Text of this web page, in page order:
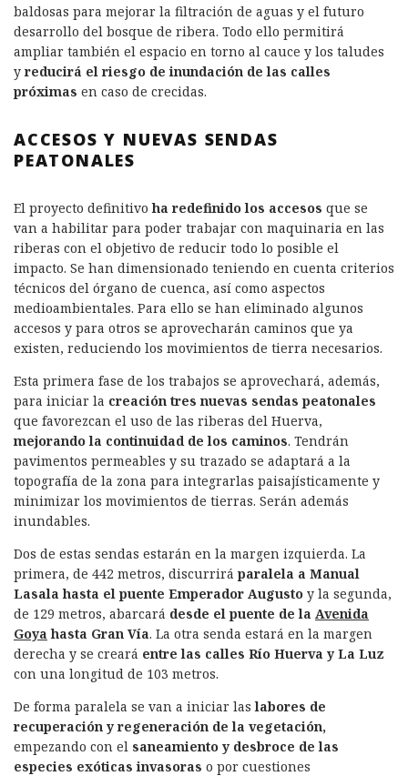
baldosas para mejorar la filtración de aguas y el futuro
desarrollo del bosque de ribera. Todo ello permitirá
ampliar también el espacio en torno al cauce y los taludes
y reducirá el riesgo de inundación de las calles
próximas en caso de crecidas.
ACCESOS Y NUEVAS SENDAS
PEATONALES
El proyecto definitivoha redefinido los accesos que se
van a habilitar para poder trabajar con maquinaria en las
riberas con el objetivo de reducir todo lo posible el
impacto. Se han dimensionado teniendo en cuenta criterios
técnicos del órgano de cuenca, así como aspectos
medioambientales. Para ello se han eliminado algunos
accesos y para otros se aprovecharán caminos que ya
existen, reduciendo los movimientos de tierra necesarios.
Esta primera fase de los trabajos se aprovechará, además,
para iniciar la creación tres nuevas sendas peatonales
que favorezcan el uso de las riberas del Huerva,
mejorando la continuidad de los caminos. Tendrán
pavimentos permeables y su trazado se adaptará a la
topografía de la zona para integrarlas paisajísticamente y
minimizar los movimientos de tierras. Serán además
inundables.
Dos de estas sendas estarán en la margen izquierda. La
primera, de 442 metros, discurrirá paralela a Manual
Lasala hasta el puente Emperador Augusto y la segunda,
de 129 metros, abarcará desde el puente de la Avenida
Goya hasta Gran Vía. La otra senda estará en la margen
derecha y se creará entre las calles Río Huerva y La Luz
con una longitud de 103 metros.
De forma paralela se van a iniciar laslabores de
recuperación y regeneración de la vegetación,
empezando con el saneamiento y desbroce de las
especies exóticas invasoras o por cuestiones